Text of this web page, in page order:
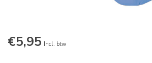
€5,95 Incl. btw